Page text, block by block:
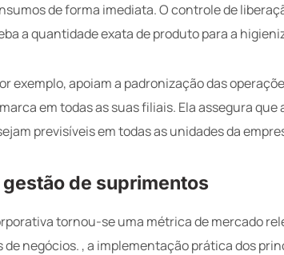
de forma imediata. O controle de
a quantidade exata de produto para a
exemplo, apoiam a padronização das
em todas as suas filiais. Ela assegura
previsíveis em todas as unidades da
gestão de suprimentos
tornou-se uma métrica de mercado
negócios. , a implementação prática dos